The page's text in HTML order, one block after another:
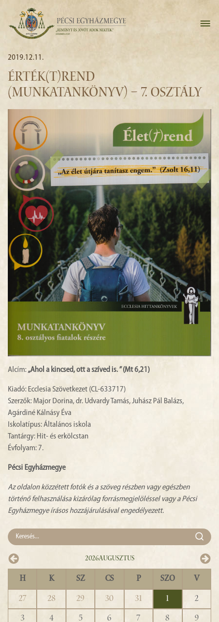
2019.12.11.
ÉRTÉK(T)REND
(MUNKATANKÖNYV) – 7. OSZTÁLY
Alcím:„Ahol a kincsed, ott a szíved is. ” (Mt 6,21)
Kiadó: Ecclesia Szövetkezet (CL-633717)
Szerzők: Major Dorina, dr. Udvardy Tamás, Juhász Pál Balázs,
Agárdiné Kálnásy Éva
Iskolatípus: Általános iskola
Tantárgy: Hit- és erkölcstan
Évfolyam: 7.
Pécsi Egyházmegye
Az oldalon közzétett fotók és a szöveg részben vagy egészben
történő felhasználása kizárólag forrásmegjelöléssel vagy a Pécsi
Egyházmegye írásos hozzájárulásával engedélyezett.
2026Augusztus
H K SZ CS P SZO V
27 28 29 30 31 1
2
3
4 5 6 7 8
9